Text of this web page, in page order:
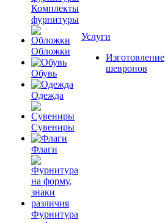
Комплекты
фурнитуры
Обложки
Обувь
Одежда
Сувениры
Флаги
Фурнитура
Услуги
Изготовление
шевронов